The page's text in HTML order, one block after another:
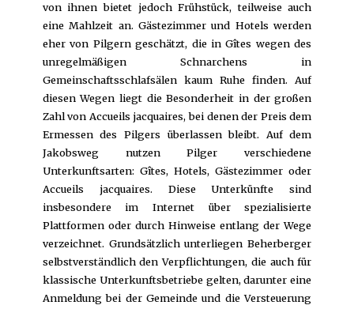
von ihnen bietet jedoch Frühstück, teilweise auch
eine Mahlzeit an. Gästezimmer und Hotels werden
eher von Pilgern geschätzt, die in Gîtes wegen des
unregelmäßigen Schnarchens in
Gemeinschaftsschlafsälen kaum Ruhe finden. Auf
diesen Wegen liegt die Besonderheit in der großen
Zahl von Accueils jacquaires, bei denen der Preis dem
Ermessen des Pilgers überlassen bleibt. Auf dem
Jakobsweg nutzen Pilger verschiedene
Unterkunftsarten: Gîtes, Hotels, Gästezimmer oder
Accueils jacquaires. Diese Unterkünfte sind
insbesondere im Internet über spezialisierte
Plattformen oder durch Hinweise entlang der Wege
verzeichnet. Grundsätzlich unterliegen Beherberger
selbstverständlich den Verpflichtungen, die auch für
klassische Unterkunftsbetriebe gelten, darunter eine
Anmeldung bei der Gemeinde und die Versteuerung